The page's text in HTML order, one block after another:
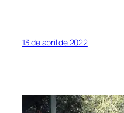
13 de abril de 2022